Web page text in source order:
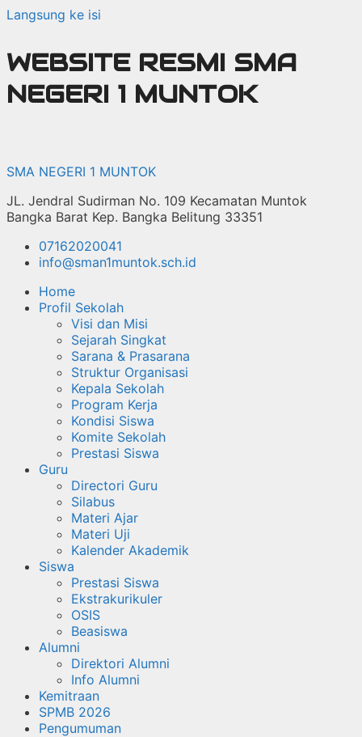
Langsung ke isi
WEBSITE RESMI SMA
NEGERI 1 MUNTOK
SMA NEGERI 1 MUNTOK
JL. Jendral Sudirman No. 109 Kecamatan Muntok
Bangka Barat Kep. Bangka Belitung 33351
07162020041
info@sman1muntok.sch.id
Home
Profil Sekolah
Visi dan Misi
Sejarah Singkat
Sarana & Prasarana
Struktur Organisasi
Kepala Sekolah
Program Kerja
Kondisi Siswa
Komite Sekolah
Prestasi Siswa
Guru
Directori Guru
Silabus
Materi Ajar
Materi Uji
Kalender Akademik
Siswa
Prestasi Siswa
Ekstrakurikuler
OSIS
Beasiswa
Alumni
Direktori Alumni
Info Alumni
Kemitraan
SPMB 2026
Pengumuman